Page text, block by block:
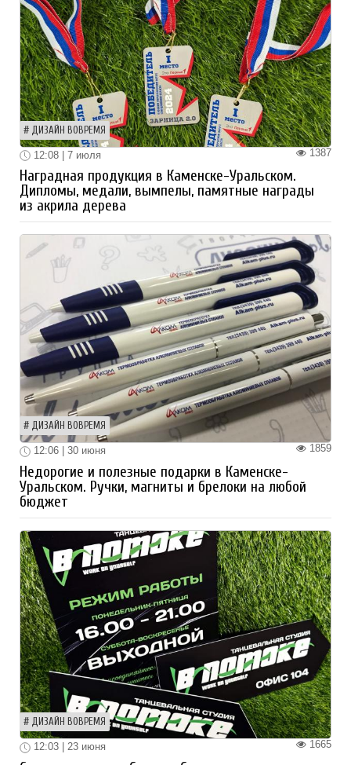
ДИЗАЙН ВОВРЕМЯ
1387
12:08 | 7 июля
Наградная продукция в Каменске-Уральском.
Дипломы, медали, вымпелы, памятные награды
из акрила дерева
ДИЗАЙН ВОВРЕМЯ
1859
12:06 | 30 июня
Недорогие и полезные подарки в Каменске-
Уральском. Ручки, магниты и брелоки на любой
бюджет
ДИЗАЙН ВОВРЕМЯ
1665
12:03 | 23 июня